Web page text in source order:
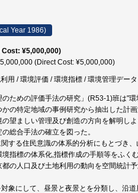
Year 1986)
¥5,000,000)
(Direct Cost: ¥5,000,000)
用 / 環境評価 / 環境指標 / 環境管理デー
ための評価手法の研究」(R53-1)班は"
の特定地域の事例研究から抽出した計
望ましい管理及び創造の方向を解明し
総合手法の確立を図った。
する住民意識の体系的分析にもとづき
指標の体系化,指標作成の手順等をふく
の人口及び土地利用の動向を空間統計
象にして、昼景と夜景とを分類し、沿